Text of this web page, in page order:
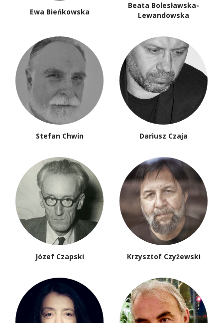
Ewa Bieńkowska
Beata Bolesławska-
Lewandowska
Stefan Chwin Dariusz Czaja
Józef Czapski Krzysztof Czyżewski